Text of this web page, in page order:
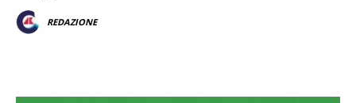
REDAZIONE